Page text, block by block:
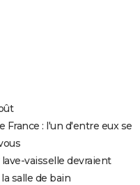
France : l'un d'entre eux se
vaisselle devraient
salle de bain